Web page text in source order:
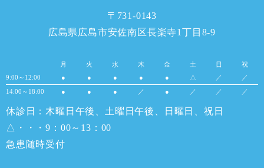
〒731-0143
広島県広島市安佐南区長楽寺1丁目8-9
月 火 水 木 金 土 日
祝
9:00～12:00
● ● ● ● ● △ ／
／
14:00～18:00
● ● ● ／ ● ／ ／ ／
休診日：木曜日午後、土曜日午後、日曜日、祝日
△・・・9：00～13：00
急患随時受付